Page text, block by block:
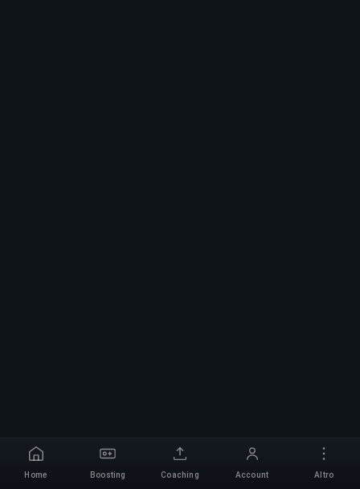
Home Boosting Coaching Account Altro